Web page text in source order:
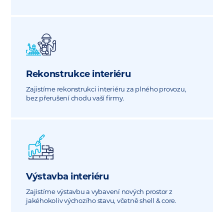
Rekonstrukce interiéru
Zajistíme rekonstrukci interiéru za plného provozu,
bez přerušení chodu vaší firmy.
Výstavba interiéru
Zajistíme výstavbu a vybavení nových prostor z
jakéhokoliv výchozího stavu, včetně shell & core.